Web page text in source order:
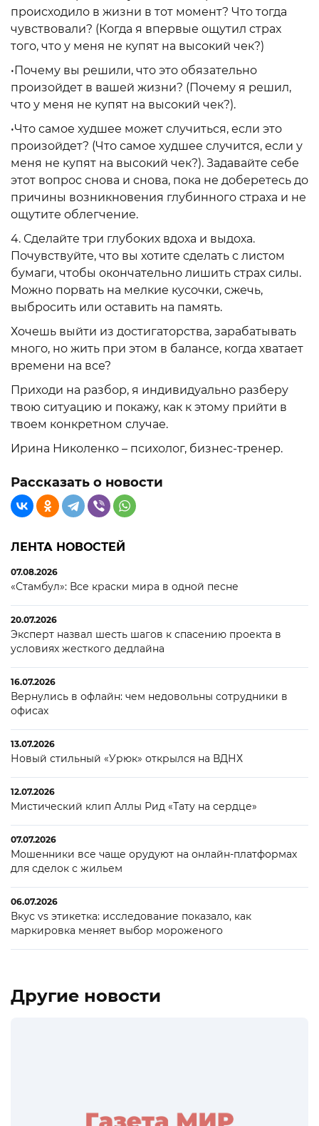
происходило в жизни в тот момент? Что тогда
чувствовали? (Когда я впервые ощутил страх
того, что у меня не купят на высокий чек?)
•Почему вы решили, что это обязательно
произойдет в вашей жизни? (Почему я решил,
что у меня не купят на высокий чек?).
•Что самое худшее может случиться, если это
произойдет? (Что самое худшее случится, если у
меня не купят на высокий чек?). Задавайте себе
этот вопрос снова и снова, пока не доберетесь до
причины возникновения глубинного страха и не
ощутите облегчение.
4. Сделайте три глубоких вдоха и выдоха.
Почувствуйте, что вы хотите сделать с листом
бумаги, чтобы окончательно лишить страх силы.
Можно порвать на мелкие кусочки, сжечь,
выбросить или оставить на память.
Хочешь выйти из достигаторства, зарабатывать
много, но жить при этом в балансе, когда хватает
времени на все?
Приходи на разбор, я индивидуально разберу
твою ситуацию и покажу, как к этому прийти в
твоем конкретном случае.
Ирина Николенко – психолог, бизнес-тренер.
Рассказать о новости
ЛЕНТА НОВОСТЕЙ
07.08.2026
«Стамбул»: Все краски мира в одной песне
20.07.2026
Эксперт назвал шесть шагов к спасению проекта в
условиях жесткого дедлайна
16.07.2026
Вернулись в офлайн: чем недовольны сотрудники в
офисах
13.07.2026
Новый стильный «Урюк» открылся на ВДНХ
12.07.2026
Мистический клип Аллы Рид «Тату на сердце»
07.07.2026
Мошенники все чаще орудуют на онлайн-платформах
для сделок с жильем
06.07.2026
Вкус vs этикетка: исследование показало, как
маркировка меняет выбор мороженого
Другие новости